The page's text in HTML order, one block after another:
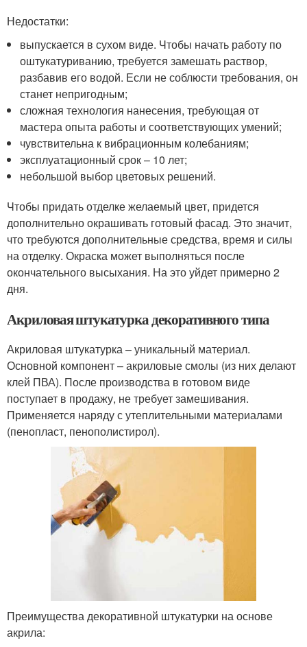
Недостатки:
выпускается в сухом виде. Чтобы начать работу по
оштукатуриванию, требуется замешать раствор,
разбавив его водой. Если не соблюсти требования, он
станет непригодным;
сложная технология нанесения, требующая от
мастера опыта работы и соответствующих умений;
чувствительна к вибрационным колебаниям;
эксплуатационный срок – 10 лет;
небольшой выбор цветовых решений.
Чтобы придать отделке желаемый цвет, придется
дополнительно окрашивать готовый фасад. Это значит,
что требуются дополнительные средства, время и силы
на отделку. Окраска может выполняться после
окончательного высыхания. На это уйдет примерно 2
дня.
Акриловая штукатурка декоративного типа
Акриловая штукатурка – уникальный материал.
Основной компонент – акриловые смолы (из них делают
клей ПВА). После производства в готовом виде
поступает в продажу, не требует замешивания.
Применяется наряду с утеплительными материалами
(пенопласт, пенополистирол).
Преимущества декоративной штукатурки на основе
акрила: